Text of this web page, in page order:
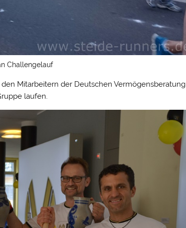
Challengelauf
Mitarbeitern der Deutschen Vermögensberatung
laufen.